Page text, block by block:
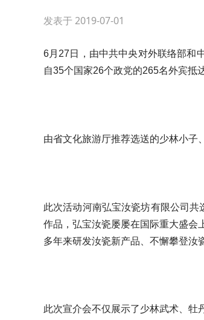
发表于 2019-07-01
6月27日，由中共中央对外联络部和
自35个国家26个政党的265名外宾抵
由省文化旅游厅推荐选送的少林小子
此次活动河南弘宝汝瓷坊有限公司
作品，弘宝汝瓷屡屡在国际重大盛会
多年来研发汝瓷新产品、不懈攀登汝
此次宣介会不仅展示了少林武术、牡